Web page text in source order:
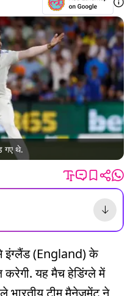
गए थे.
इंग्लैंड (England) के
यह मैच हेडिंग्ले में
भारतीय टीम मैनेजमेंट ने